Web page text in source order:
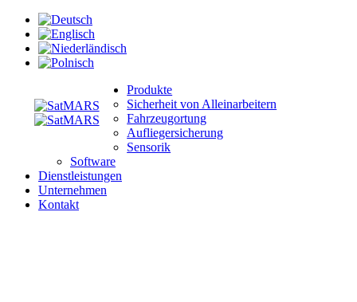
Produkte
Sicherheit von Alleinarbeitern
Fahrzeugortung
Aufliegersicherung
Sensorik
Software
Dienstleistungen
Unternehmen
Kontakt